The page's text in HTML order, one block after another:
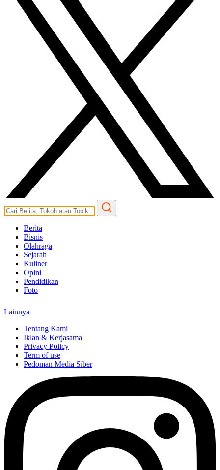
Berita
Bisnis
Olahraga
Sejarah
Kuliner
Opini
Pendidikan
Foto
Lainnya
Tentang Kami
Iklan & Kerjasama
Privacy Policy
Term of use
Pedoman Media Siber